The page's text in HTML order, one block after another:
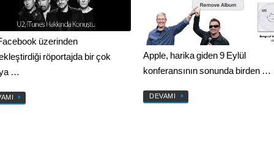
üzerinden
röportajda bir çok
…
Apple, harika giden 9 Eylül
konferansının sonunda birden …
DEVAMI